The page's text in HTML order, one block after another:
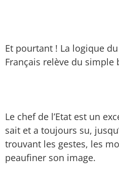
Et pourtant ! La logique
Français relève du simple
Le chef de l’Etat est un
sait et a toujours su,
trouvant les gestes, les
peaufiner son image.